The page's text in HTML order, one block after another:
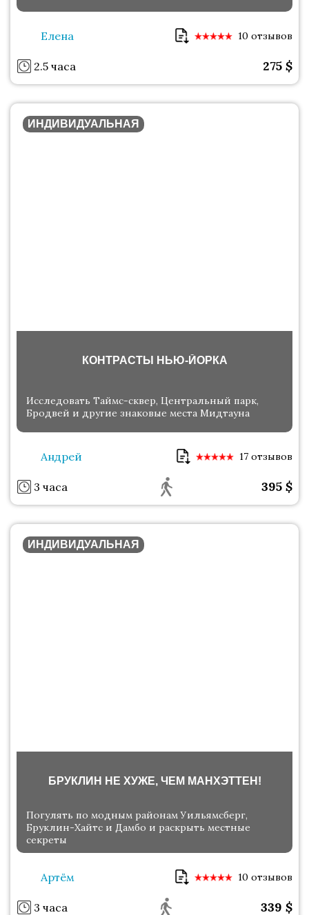
Елена 10 отзывов
2.5 часа 275 $
ИНДИВИДУАЛЬНАЯ
КОНТРАСТЫ НЬЮ-ЙОРКА
Исследовать Таймс-сквер, Центральный парк,
Бродвей и другие знаковые места Мидтауна
Андрей 17 отзывов
3 часа 395 $
ИНДИВИДУАЛЬНАЯ
БРУКЛИН НЕ ХУЖЕ, ЧЕМ МАНХЭТТЕН!
Погулять по модным районам Уильямсберг,
Бруклин-Хайтс и Дамбо и раскрыть местные
секреты
Артём 10 отзывов
3 часа 339 $